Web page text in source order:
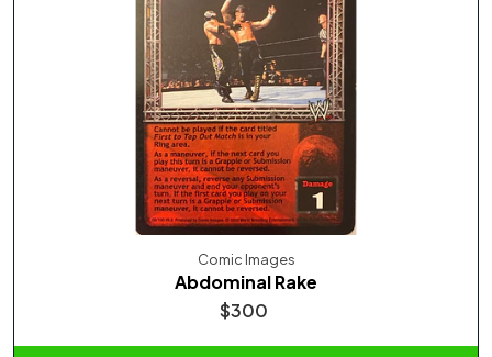
Comic Images
Abdominal Rake
$300